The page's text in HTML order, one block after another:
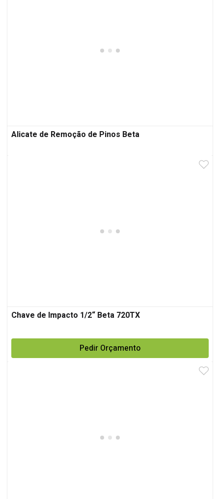
Alicate de Remoção de Pinos Beta
Chave de Impacto 1/2“ Beta 720TX
Pedir Orçamento